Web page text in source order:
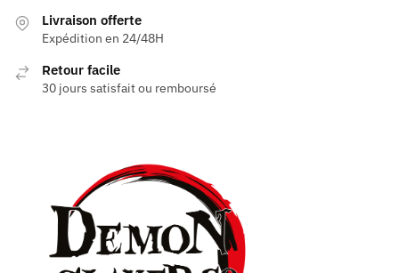
sur
page
Livraison offerte
Expédition en 24/48H
Retour facile
30 jours satisfait ou remboursé